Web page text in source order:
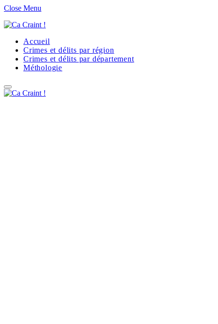
Close Menu
Accueil
Crimes et délits par région
Crimes et délits par département
Méthologie